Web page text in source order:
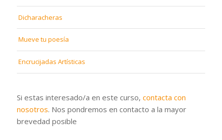
Dicharacheras
Mueve tu poesía
Encrucijadas Artísticas
Si estas interesado/a en este curso, contacta con
nosotros. Nos pondremos en contacto a la mayor
brevedad posible